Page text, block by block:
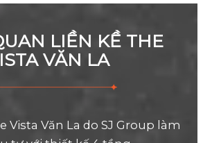
LIỀN KỀ THE
VĂN LA
Vista Văn La do SJ Group làm